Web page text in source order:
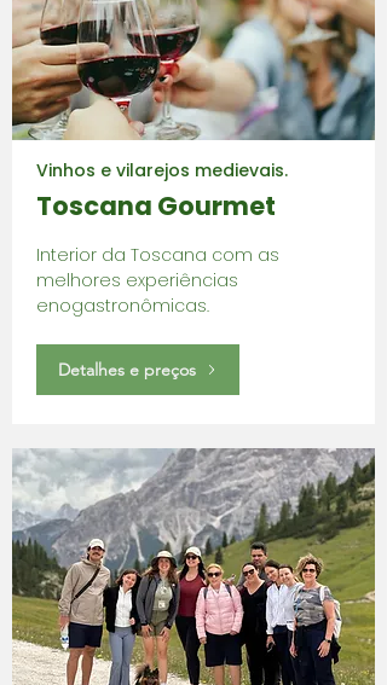
Vinhos e vilarejos medievais.
Toscana Gourmet
Interior da Toscana com as
melhores experiências
enogastronômicas.
Detalhes e preços